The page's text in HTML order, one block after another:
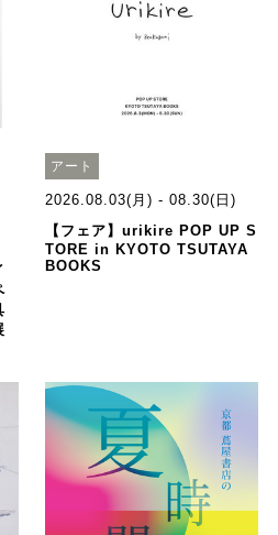
アート
2026.08.03(月) - 08.30(日)
【フェア】urikire POP UP S
TORE in KYOTO TSUTAYA
BOOKS